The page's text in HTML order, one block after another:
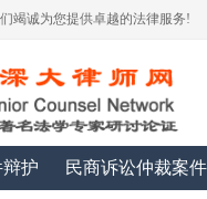
竭诚为您提供卓越的法律服务!
护 民商诉讼仲裁案件